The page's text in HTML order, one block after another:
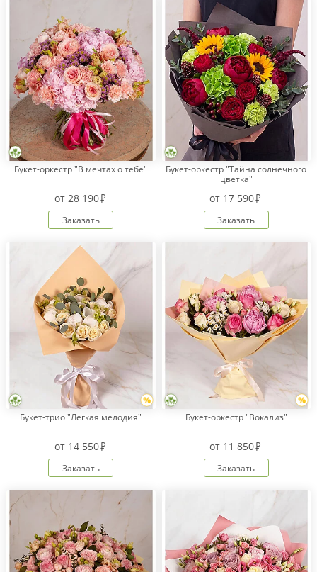
Букет-оркестр "В мечтах о тебе"
от 28 190
Заказать
Букет-оркестр "Тайна солнечного
цветка"
от 17 590
Заказать
Букет-трио "Лёгкая мелодия"
от 14 550
Заказать
Букет-оркестр "Вокализ"
от 11 850
Заказать